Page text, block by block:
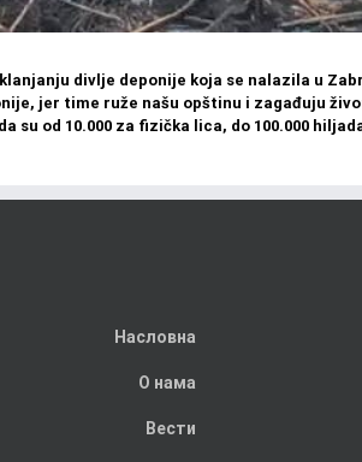
divlje deponije koja se nalazila u
jer time ruže našu opštinu i zagađuju
od 10.000 za fizička lica, do 100.000
Насловна
О нама
Вести